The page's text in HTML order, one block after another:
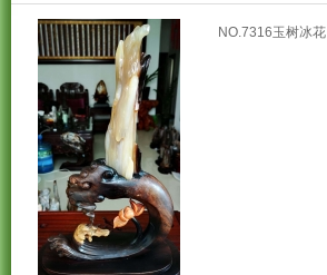
NO.7316玉树冰花